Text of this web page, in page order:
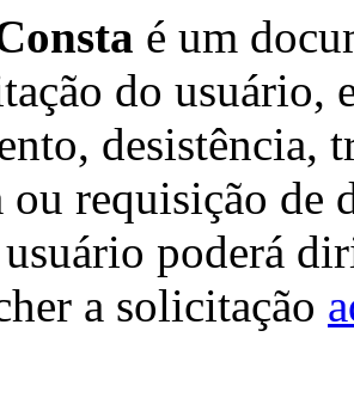
é um
do usuário,
desistência,
requisição de
poderá
a solicitação